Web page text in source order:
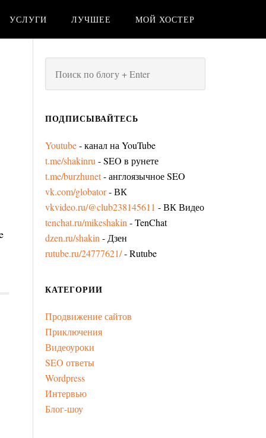
УСЛУГИ ЛУЧШЕЕ МОЙ ХОСТЕР
ПОДПИСЫВАЙТЕСЬ
Youtube- канал на YouTube
t.me/shakinru - SEO в рунете
t.me/burzhunet- англоязычное SEO
vk.com/globator- ВК
vkvideo.ru/@club238145611 - ВК Видео
tenchat.ru/mikeshakin - TenChat
dzen.ru/shakin - Дзен
rutube.ru/24777621/- Rutube
КАТЕГОРИИ
Продвижение сайтов
Приключения
Видеоуроки
SEO ответы
Wordpress
Интервью
Блог-шоу